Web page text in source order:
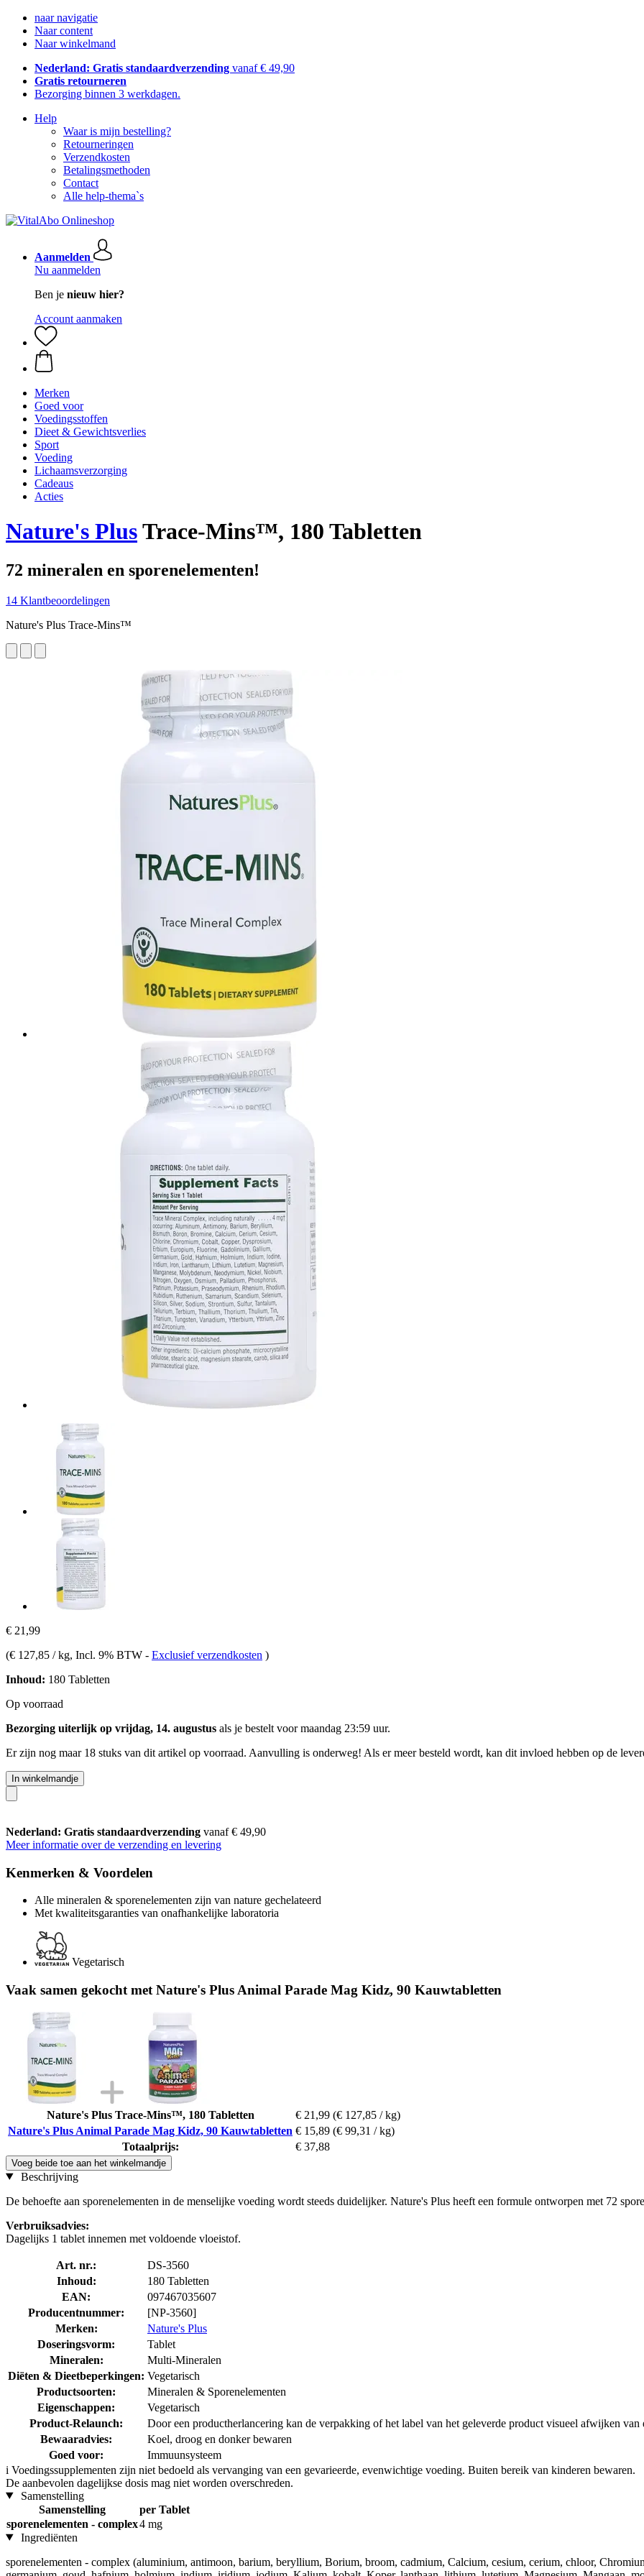
naar navigatie
Naar content
Naar winkelmand
Nederland: Gratis standaardverzending vanaf € 49,90
Gratis retourneren
Bezorging binnen 3 werkdagen.
Help
Waar is mijn bestelling?
Retourneringen
Verzendkosten
Betalingsmethoden
Contact
Alle help-thema`s
Aanmelden
Nu aanmelden
Ben je nieuw hier?
Account aanmaken
Merken
Goed voor
Voedingsstoffen
Dieet & Gewichtsverlies
Sport
Voeding
Lichaamsverzorging
Cadeaus
Acties
Nature's PlusTrace-Mins™, 180 Tabletten
72 mineralen en sporenelementen!
14 Klantbeoordelingen
Nature's Plus Trace-Mins™
€ 21,99
(€ 127,85 / kg, Incl. 9% BTW - Exclusief verzendkosten )
Inhoud: 180 Tabletten
Op voorraad
Bezorging uiterlijk op vrijdag, 14. augustus als je bestelt voormaandag 23:59 uur.
Er zijn nog maar 18 stuks van dit artikel op voorraad. Aanvulling is onderweg! Als er meer besteld wordt, kan dit invloed hebben op de
In winkelmandje
Nederland: Gratis standaardverzending vanaf € 49,90
Meer informatie over de verzending en levering
Kenmerken & Voordelen
Alle mineralen & sporenelementen zijn van nature gechelateerd
Met kwaliteitsgaranties van onafhankelijke laboratoria
Vegetarisch
Vaak samen gekocht met Nature's Plus Animal Parade Mag Kidz, 90 Kauwtabletten
Nature's Plus Trace-Mins™, 180 Tabletten € 21,99 (€ 127,85 / kg)
Nature's Plus Animal Parade Mag Kidz, 90 Kauwtabletten € 15,89 (€ 99,31 / kg)
Totaalprijs:
€ 37,88
Voeg beide toe aan het winkelmandje
Beschrijving
De behoefte aan sporenelementen in de menselijke voeding wordt steeds duidelijker. Nature's Plus heeft een formule ontworpen met 72
Verbruiksadvies:
Dagelijks 1 tablet innemen met voldoende vloeistof.
Art. nr.:
DS-3560
Inhoud:
180 Tabletten
EAN:
097467035607
Producentnummer:
[NP-3560]
Merken:
Nature's Plus
Doseringsvorm:
Tablet
Mineralen:
Multi-Mineralen
Diëten & Dieetbeperkingen: Vegetarisch
Productsoorten:
Mineralen & Sporenelementen
Eigenschappen:
Vegetarisch
Product-Relaunch:
Door een productherlancering kan de verpakking of het label van het geleverde product visueel afwijken van
Bewaaradvies:
Koel, droog en donker bewaren
Goed voor:
Immuunsysteem
i Voedingssupplementen zijn niet bedoeld als vervanging van een gevarieerde, evenwichtige voeding. Buiten bereik van kinderen bewaren.
De aanbevolen dagelijkse dosis mag niet worden overschreden.
Samenstelling
Samenstelling
per Tablet
sporenelementen - complex4 mg
Ingrediënten
sporenelementen - complex (aluminium, antimoon, barium, beryllium, Borium, broom, cadmium, Calcium, cesium, cerium, chloor,